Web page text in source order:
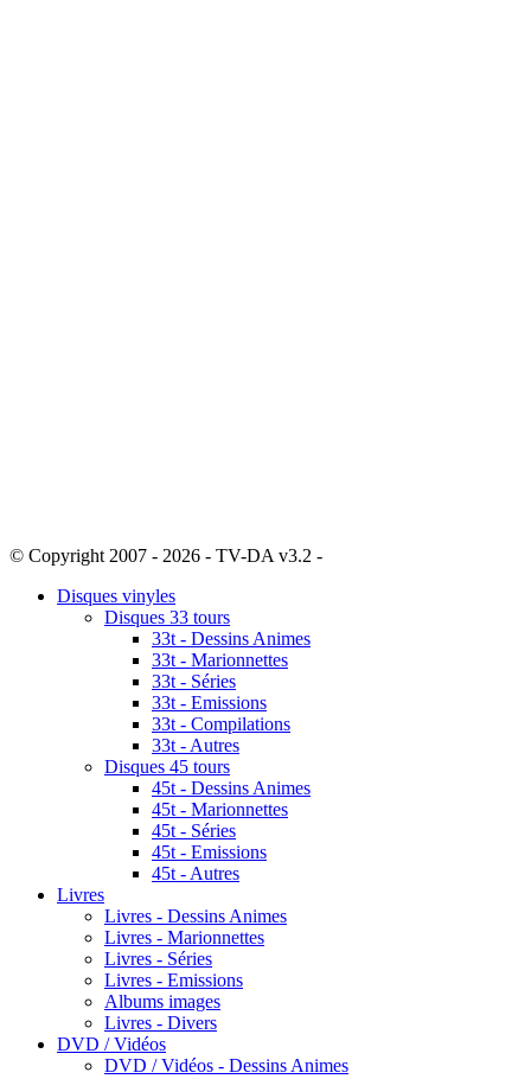
© Copyright 2007 - 2026 - TV-DA v3.2 -
Disques vinyles
Disques 33 tours
33t - Dessins Animes
33t - Marionnettes
33t - Séries
33t - Emissions
33t - Compilations
33t - Autres
Disques 45 tours
45t - Dessins Animes
45t - Marionnettes
45t - Séries
45t - Emissions
45t - Autres
Livres
Livres - Dessins Animes
Livres - Marionnettes
Livres - Séries
Livres - Emissions
Albums images
Livres - Divers
DVD / Vidéos
DVD / Vidéos - Dessins Animes